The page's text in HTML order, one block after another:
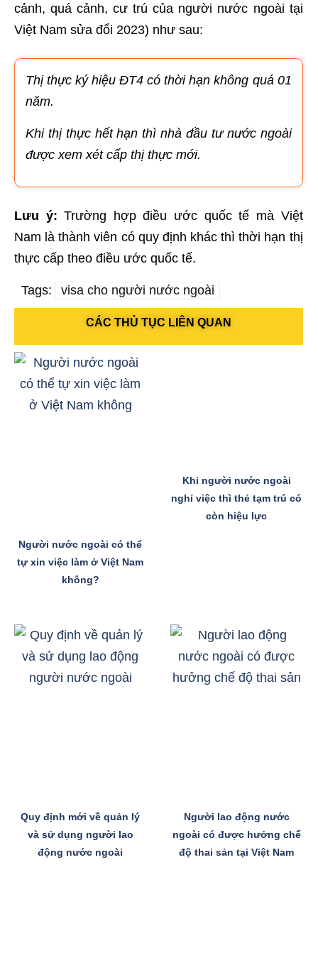
cảnh, quá cảnh, cư trú của người nước ngoài tại
Việt Nam sửa đổi 2023) như sau:
Thị thực ký hiệu ĐT4 có thời hạn không quá 01
năm.
Khi thị thực hết hạn thì nhà đầu tư nước ngoài
được xem xét cấp thị thực mới.
Lưu ý: Trường hợp điều ước quốc tế mà Việt
Nam là thành viên có quy định khác thì thời hạn thị
thực cấp theo điều ước quốc tế.
Tags: visa cho người nước ngoài
CÁC THỦ TỤC LIÊN QUAN
Người nước ngoài có thể
tự xin việc làm ở Việt Nam
không?
Khi người nước ngoài
nghỉ việc thì thẻ tạm trú có
còn hiệu lực
Quy định mới về quản lý
và sử dụng người lao
động nước ngoài
Người lao động nước
ngoài có được hưởng chế
độ thai sản tại Việt Nam